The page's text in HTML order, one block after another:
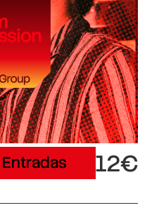
Entradas 12€